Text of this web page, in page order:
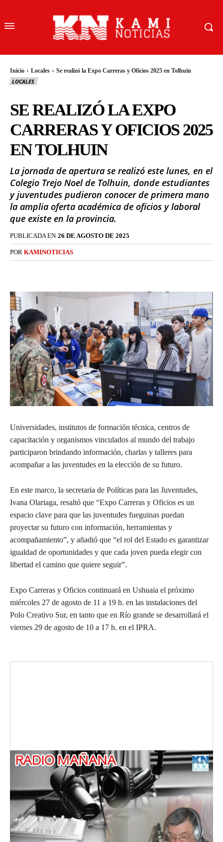
Inicio Locales Se realizó la Expo Carreras y Oficios 2025 en Tolhuin
LOCALES
SE REALIZÓ LA EXPO
CARRERAS Y OFICIOS 2025
EN TOLHUIN
La jornada de apertura se realizó este lunes, en el
Colegio Trejo Noel de Tolhuin, donde estudiantes
y juventudes pudieron conocer de primera mano
la amplia oferta académica de oficios y laboral
que existe en la provincia.
PUBLICADA EN 26 DE AGOSTO DE 2025
POR KAMINOTICIAS
Universidades, institutos de formación técnica, centros de
capacitación y organismos vinculados al mundo del trabajo
participaron brindando información, charlas y talleres para
acompañar a las juventudes en la elección de su futuro.
En este marco, la secretaria de Políticas para las Juventudes,
Ivana Olariaga, resaltó que “Expo Carreras y Oficios es un
espacio clave para que las juventudes fueguinas puedan
proyectar su futuro con información, herramientas y
acompañamiento”, y añadió que “el rol del Estado es garantizar
igualdad de oportunidades y que cada joven pueda elegir con
libertad el camino que quiere seguir”.
Expo Carreras y Oficios continuará en Ushuaia el próximo
miércoles 27 de agosto de 11 a 19 h. en las instalaciones del
Polo Creativo Sur, en tanto que en Río grande se desarrollará el
viernes 29 de agosto de 10 a 17 h. en el IPRA.